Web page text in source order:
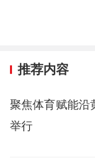
推荐内容
聚焦体育赋能沿
举行